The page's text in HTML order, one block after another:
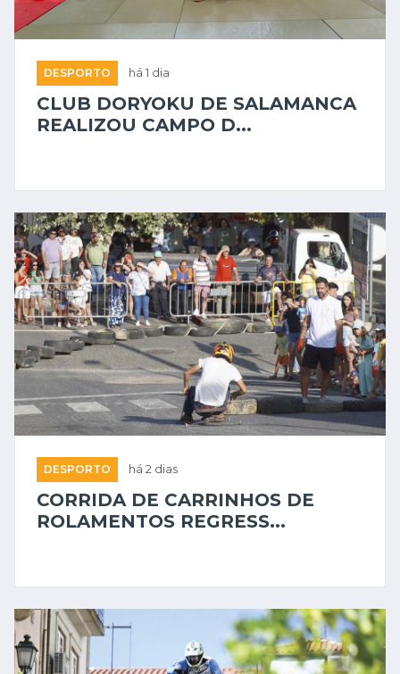
DESPORTO há 1 dia
CLUB DORYOKU DE SALAMANCA
REALIZOU CAMPO D...
DESPORTO há 2 dias
CORRIDA DE CARRINHOS DE
ROLAMENTOS REGRESS...